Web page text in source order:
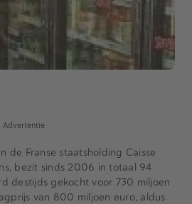
Advertentie
de Franse staatsholding Caisse
bezit sinds 2006 in totaal 94
destijds gekocht voor 730 miljoen
van 800 miljoen euro, aldus